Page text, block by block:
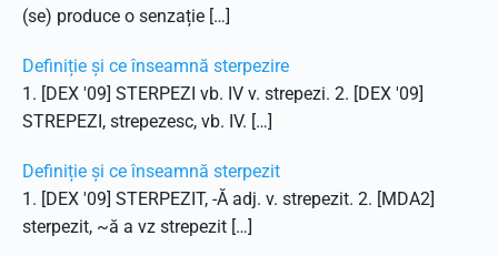
(se) produce o senzație […]
Definiție și ce înseamnă sterpezire
1. [DEX '09] STERPEZI vb. IV v. strepezi. 2. [DEX '09]
STREPEZI, strepezesc, vb. IV. […]
Definiție și ce înseamnă sterpezit
1. [DEX '09] STERPEZIT, -Ă adj. v. strepezit. 2. [MDA2]
sterpezit, ~ă a vz strepezit […]